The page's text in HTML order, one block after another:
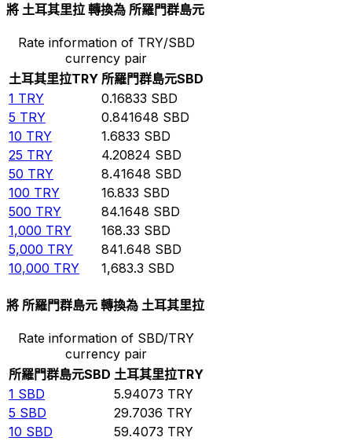
將 土耳其里拉 轉換為 所羅門群島元
Rate information of TRY/SBD
currency pair
土耳其里拉TRY 所羅門群島元SBD
1 TRY 0.16833 SBD
5 TRY 0.841648 SBD
10 TRY 1.6833 SBD
25 TRY 4.20824 SBD
50 TRY 8.41648 SBD
100 TRY 16.833 SBD
500 TRY 84.1648 SBD
1,000 TRY 168.33 SBD
5,000 TRY 841.648 SBD
10,000 TRY 1,683.3 SBD
將 所羅門群島元 轉換為 土耳其里拉
Rate information of SBD/TRY
currency pair
所羅門群島元SBD 土耳其里拉TRY
1 SBD 5.94073 TRY
5 SBD 29.7036 TRY
10 SBD 59.4073 TRY